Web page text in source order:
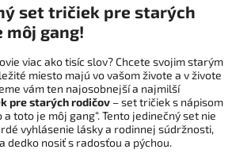
set tričiek pre starých
môj gang!
viac ako tisíc slov? Chcete svojim starým
miesto majú vo vašom živote a v živote
vám ten najosobnejší a najmilší
pre starých rodičov – set tričiek s nápisom
a toto je môj gang“. Tento jedinečný set nie
vyhlásenie lásky a rodinnej súdržnosti,
dedko nosiť s radosťou a pýchou.